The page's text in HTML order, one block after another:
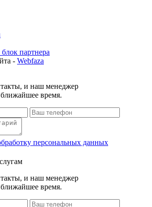
партнера
- Webfaza
и наш менеджер
время.
персональных данных
и наш менеджер
время.